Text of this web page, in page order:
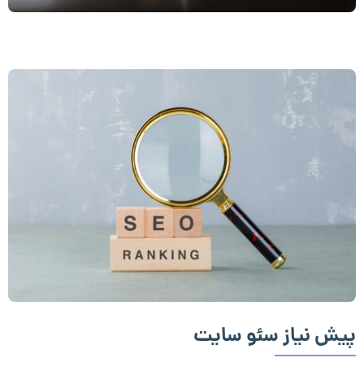
پیش نیاز سئو سایت